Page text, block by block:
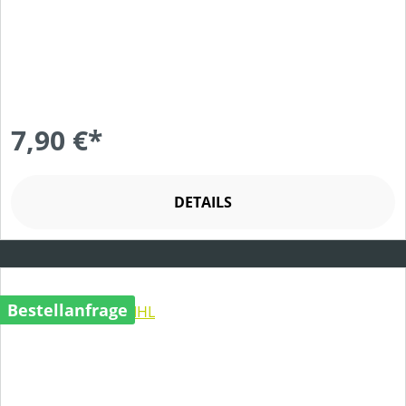
7,90 €*
DETAILS
Bestellanfrage